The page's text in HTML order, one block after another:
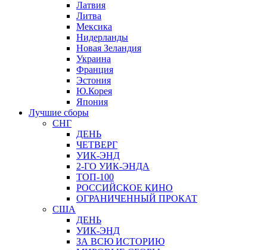
Латвия
Литва
Мексика
Нидерланды
Новая Зеландия
Украина
Франция
Эстония
Ю.Корея
Япония
Лучшие сборы
СНГ
ДЕНЬ
ЧЕТВЕРГ
УИК-ЭНД
2-ГО УИК-ЭНДА
ТОП-100
РОССИЙСКОЕ КИНО
ОГРАНИЧЕННЫЙ ПРОКАТ
США
ДЕНЬ
УИК-ЭНД
ЗА ВСЮ ИСТОРИЮ